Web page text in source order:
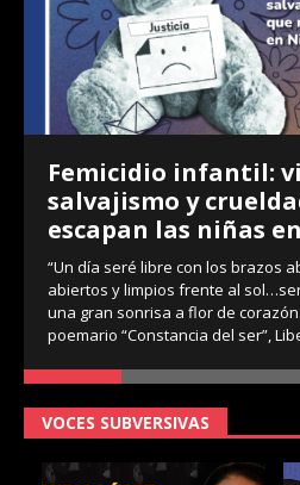
Femicidio infantil:
salvajismo y
escapan las niñas
“Un día seré libre con los brazos
abiertos y limpios frente al
una gran sonrisa a flor de
poemario “Constancia del ser”,
VOCES SUBVERSIVAS